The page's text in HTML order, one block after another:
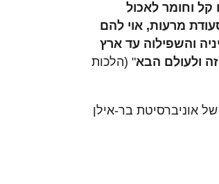
וחומר לאכול
מרעות, אוי להם
והשפילוה עד ארץ
ולעולם הבא" (הלכות
אוניברסיטת בר-אילן